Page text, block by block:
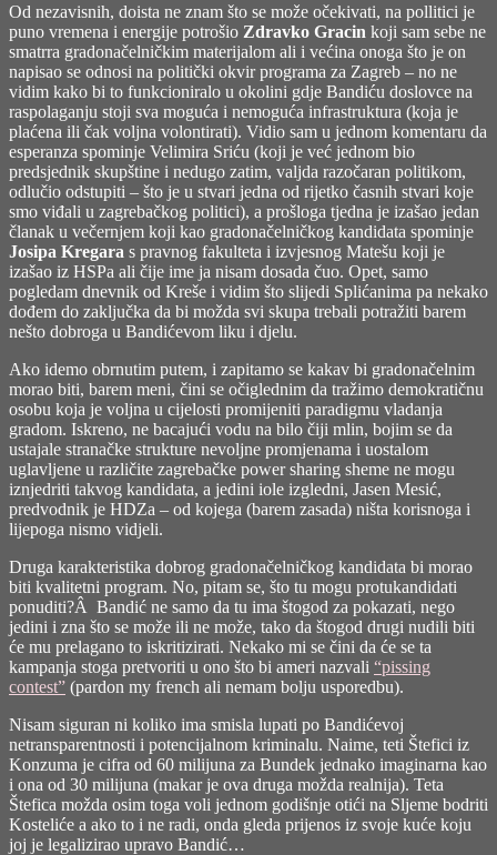
Od nezavisnih, doista ne znam što se može očekivati, na pollitici je
puno vremena i energije potrošio Zdravko Gracin koji sam sebe ne
smatrra gradonačelničkim materijalom ali i većina onoga što je on
napisao se odnosi na politički okvir programa za Zagreb – no ne
vidim kako bi to funkcioniralo u okolini gdje Bandiću doslovce na
raspolaganju stoji sva moguća i nemoguća infrastruktura (koja je
plaćena ili čak voljna volontirati). Vidio sam u jednom komentaru da
esperanza spominje Velimira Sriću (koji je već jednom bio
predsjednik skupštine i nedugo zatim, valjda razočaran politikom,
odlučio odstupiti – što je u stvari jedna od rijetko časnih stvari koje
smo viđali u zagrebačkog politici), a prošloga tjedna je izašao jedan
članak u večernjem koji kao gradonačelničkog kandidata spominje
Josipa Kregara s pravnog fakulteta i izvjesnog Matešu koji je
izašao iz HSPa ali čije ime ja nisam dosada čuo. Opet, samo
pogledam dnevnik od Kreše i vidim što slijedi Splićanima pa nekako
dođem do zaključka da bi možda svi skupa trebali potražiti barem
nešto dobroga u Bandićevom liku i djelu.
Ako idemo obrnutim putem, i zapitamo se kakav bi gradonačelnim
morao biti, barem meni, čini se očiglednim da tražimo demokratičnu
osobu koja je voljna u cijelosti promijeniti paradigmu vladanja
gradom. Iskreno, ne bacajući vodu na bilo čiji mlin, bojim se da
ustajale stranačke strukture nevoljne promjenama i uostalom
uglavljene u različite zagrebačke power sharing sheme ne mogu
iznjedriti takvog kandidata, a jedini iole izgledni, Jasen Mesić,
predvodnik je HDZa – od kojega (barem zasada) ništa korisnoga i
lijepoga nismo vidjeli.
Druga karakteristika dobrog gradonačelničkog kandidata bi morao
biti kvalitetni program. No, pitam se, što tu mogu protukandidati
ponuditi?Â Bandić ne samo da tu ima štogod za pokazati, nego
jedini i zna što se može ili ne može, tako da štogod drugi nudili biti
će mu prelagano to iskritizirati. Nekako mi se čini da će se ta
kampanja stoga pretvoriti u ono što bi ameri nazvali “pissing
contest” (pardon my french ali nemam bolju usporedbu).
Nisam siguran ni koliko ima smisla lupati po Bandićevoj
netransparentnosti i potencijalnom kriminalu. Naime, teti Štefici iz
Konzuma je cifra od 60 milijuna za Bundek jednako imaginarna kao
i ona od 30 milijuna (makar je ova druga možda realnija). Teta
Štefica možda osim toga voli jednom godišnje otići na Sljeme bodriti
Kosteliće a ako to i ne radi, onda gleda prijenos iz svoje kuće koju
joj je legalizirao upravo Bandić…